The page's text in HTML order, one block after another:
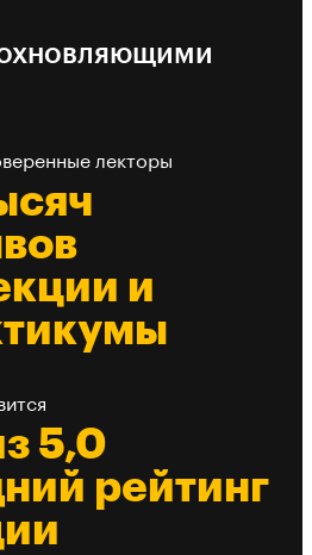
лекторы
и
5,0
рейтинг